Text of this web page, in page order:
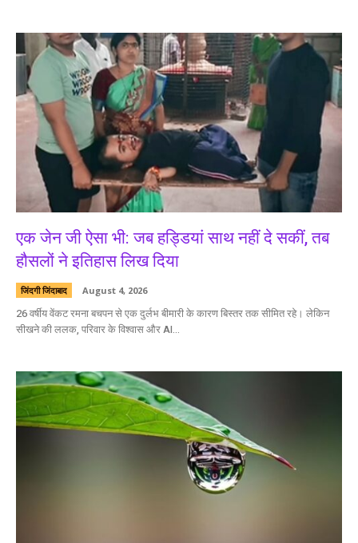
एक जेन जी ऐसा भी: जब हड्डियां साथ नहीं दे सकीं, तब
हौसलों ने इतिहास लिख दिया
जिंदगी जिंदाबाद August 4, 2026
26 वर्षीय वेंकट रमना बचपन से एक दुर्लभ बीमारी के कारण बिस्तर तक सीमित रहे। लेकिन
सीखने की ललक, परिवार के विश्वास और AI...